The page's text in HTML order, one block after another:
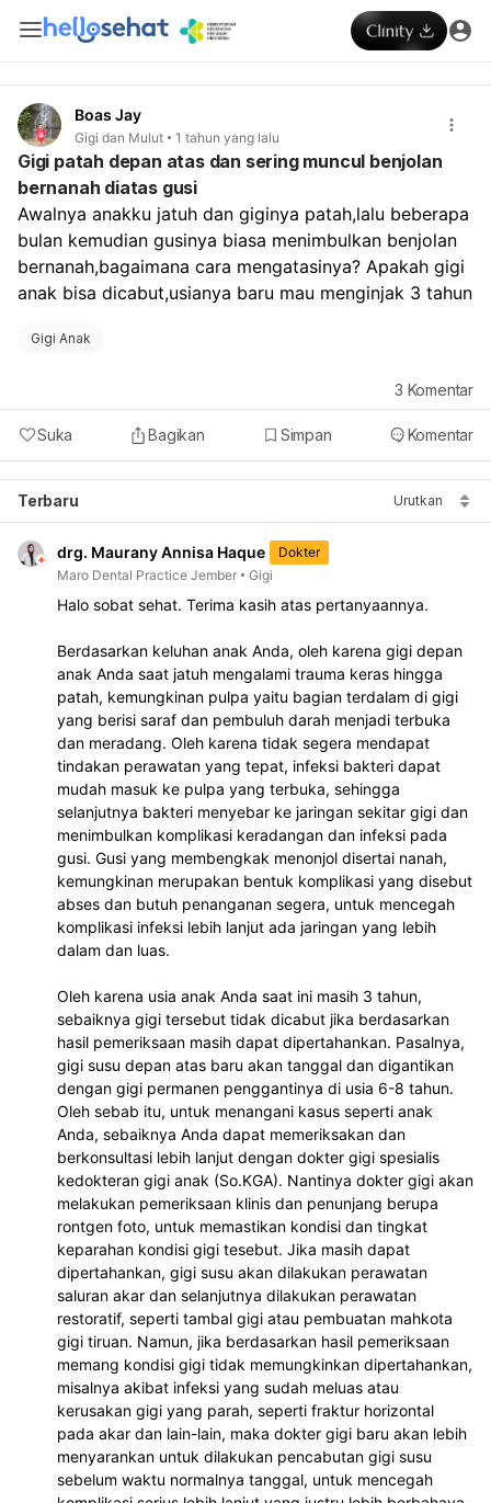
Boas Jay
Gigi dan Mulut 1 tahun yang lalu
Gigi patah depan atas dan sering muncul benjolan
bernanah diatas gusi
Awalnya anakku jatuh dan giginya patah,lalu beberapa
bulan kemudian gusinya biasa menimbulkan benjolan
bernanah,bagaimana cara mengatasinya? Apakah gigi
anak bisa dicabut,usianya baru mau menginjak 3 tahun
Gigi Anak
Suka Bagikan Simpan Komentar
3 Komentar
Terbaru Urutkan
drg. Maurany Annisa Haque
Dokter
Maro Dental Practice Jember
Gigi
Halo sobat sehat. Terima kasih atas pertanyaannya.
Berdasarkan keluhan anak Anda, oleh karena gigi depan
anak Anda saat jatuh mengalami trauma keras hingga
patah, kemungkinan pulpa yaitu bagian terdalam di gigi
yang berisi saraf dan pembuluh darah menjadi terbuka
dan meradang. Oleh karena tidak segera mendapat
tindakan perawatan yang tepat, infeksi bakteri dapat
mudah masuk ke pulpa yang terbuka, sehingga
selanjutnya bakteri menyebar ke jaringan sekitar gigi dan
menimbulkan komplikasi keradangan dan infeksi pada
gusi. Gusi yang membengkak menonjol disertai nanah,
kemungkinan merupakan bentuk komplikasi yang disebut
abses dan butuh penanganan segera, untuk mencegah
komplikasi infeksi lebih lanjut ada jaringan yang lebih
dalam dan luas.
Oleh karena usia anak Anda saat ini masih 3 tahun,
sebaiknya gigi tersebut tidak dicabut jika berdasarkan
hasil pemeriksaan masih dapat dipertahankan. Pasalnya,
gigi susu depan atas baru akan tanggal dan digantikan
dengan gigi permanen penggantinya di usia 6-8 tahun.
Oleh sebab itu, untuk menangani kasus seperti anak
Anda, sebaiknya Anda dapat memeriksakan dan
berkonsultasi lebih lanjut dengan dokter gigi spesialis
kedokteran gigi anak (So.KGA). Nantinya dokter gigi akan
melakukan pemeriksaan klinis dan penunjang berupa
rontgen foto, untuk memastikan kondisi dan tingkat
keparahan kondisi gigi tesebut. Jika masih dapat
dipertahankan, gigi susu akan dilakukan perawatan
saluran akar dan selanjutnya dilakukan perawatan
restoratif, seperti tambal gigi atau pembuatan mahkota
gigi tiruan. Namun, jika berdasarkan hasil pemeriksaan
memang kondisi gigi tidak memungkinkan dipertahankan,
misalnya akibat infeksi yang sudah meluas atau
kerusakan gigi yang parah, seperti fraktur horizontal
pada akar dan lain-lain, maka dokter gigi baru akan lebih
menyarankan untuk dilakukan pencabutan gigi susu
sebelum waktu normalnya tanggal, untuk mencegah